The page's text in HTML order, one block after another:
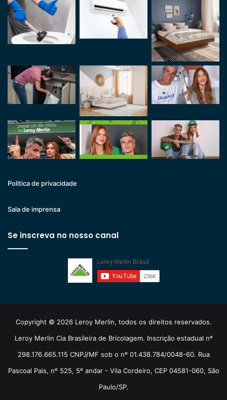
Politica de privacidade
Sala de imprensa
Se inscreva no nosso canal
Copyright © 2026 Leroy Merlin, todos os direitos reservados.
Leroy Merlin Cia Brasileira de Bricolagem. Inscrição estadual nº
298.176.665.115 CNPJ/MF sob o nº 01.438.784/0048-60. Rua
Pascoal Pais, nº 525, 5º andar - Vila Cordeiro, CEP 04581-060, São
Paulo/SP.